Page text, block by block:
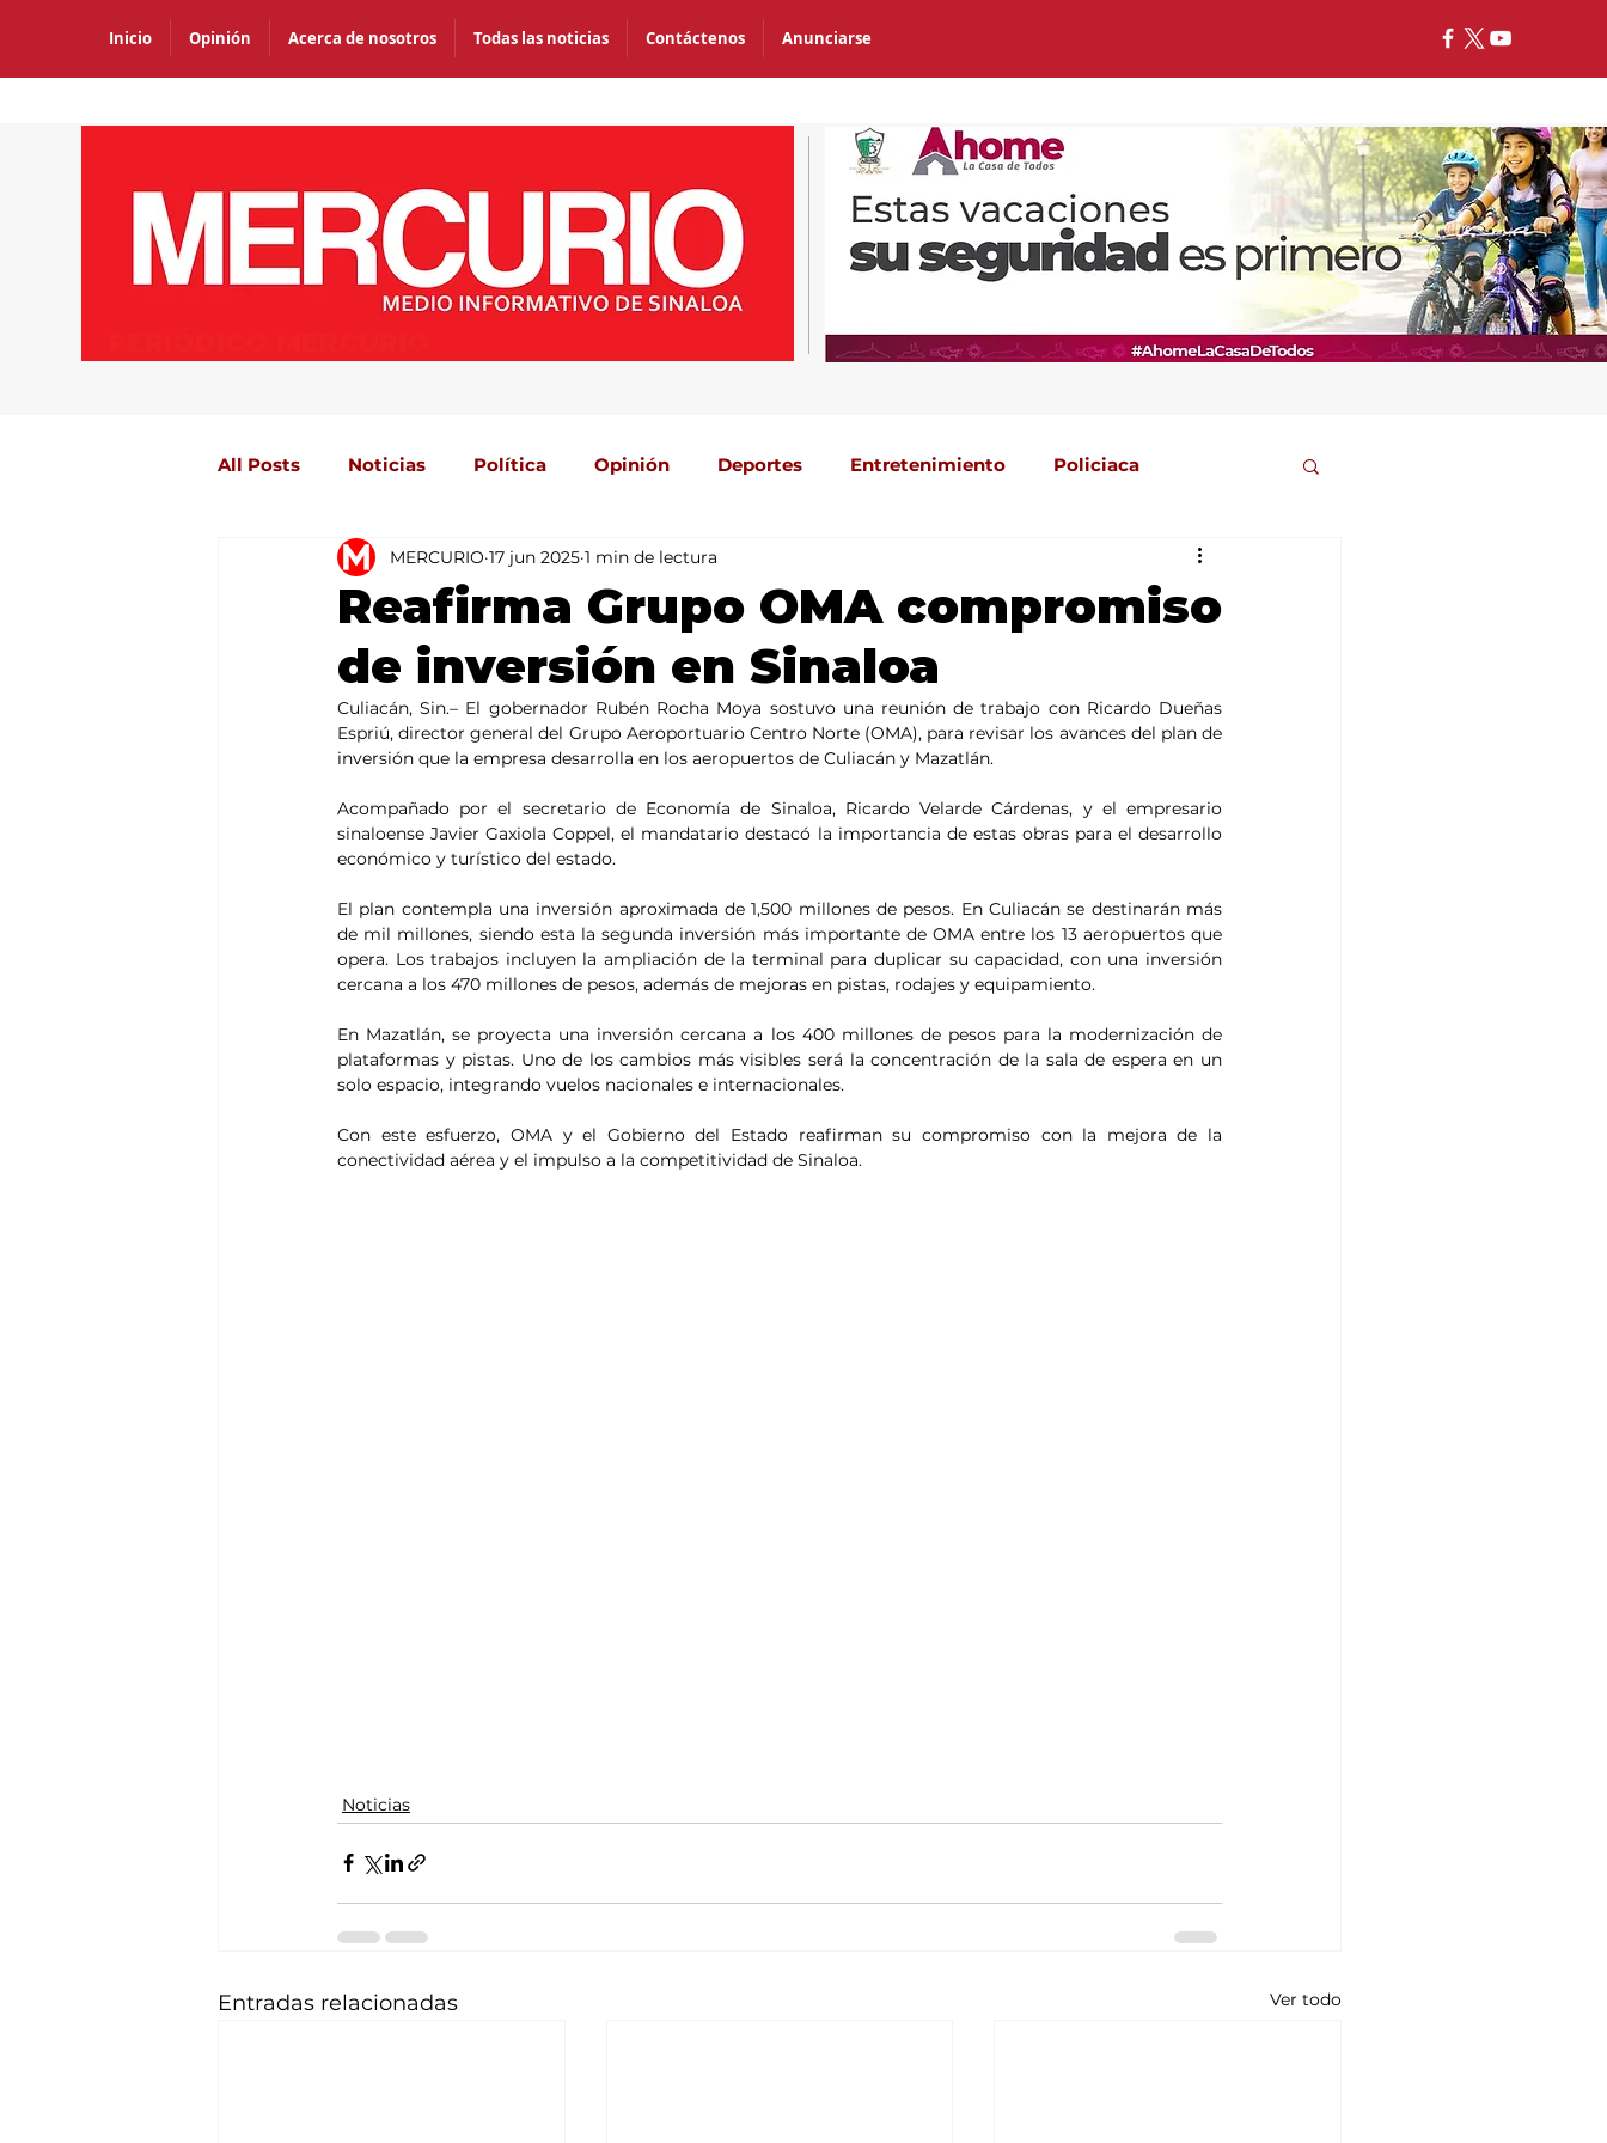
Inicio Opinión Acerca de nosotros Todas las noticias Contáctenos Anunciarse
All Posts Noticias Política Opinión Deportes Entretenimiento Policiaca
Agricultura México Mundo Portada 2
Reafirma Grupo OMA compromiso
de inversión en Sinaloa
MERCURIO 17 jun 2025 1 min de lectura
Culiacán, Sin.– El gobernador Rubén Rocha Moya sostuvo una reunión de trabajo con Ricardo Dueñas
Espriú, director general del Grupo Aeroportuario Centro Norte (OMA), para revisar los avances del plan de
inversión que la empresa desarrolla en los aeropuertos de Culiacán y Mazatlán.
Acompañado por el secretario de Economía de Sinaloa, Ricardo Velarde Cárdenas, y el empresario
sinaloense Javier Gaxiola Coppel, el mandatario destacó la importancia de estas obras para el desarrollo
económico y turístico del estado.
El plan contempla una inversión aproximada de 1,500 millones de pesos. En Culiacán se destinarán más
de mil millones, siendo esta la segunda inversión más importante de OMA entre los 13 aeropuertos que
opera. Los trabajos incluyen la ampliación de la terminal para duplicar su capacidad, con una inversión
cercana a los 470 millones de pesos, además de mejoras en pistas, rodajes y equipamiento.
En Mazatlán, se proyecta una inversión cercana a los 400 millones de pesos para la modernización de
plataformas y pistas. Uno de los cambios más visibles será la concentración de la sala de espera en un
solo espacio, integrando vuelos nacionales e internacionales.
Con este esfuerzo, OMA y el Gobierno del Estado reafirman su compromiso con la mejora de la
conectividad aérea y el impulso a la competitividad de Sinaloa.
Noticias
Entradas relacionadas Ver todo